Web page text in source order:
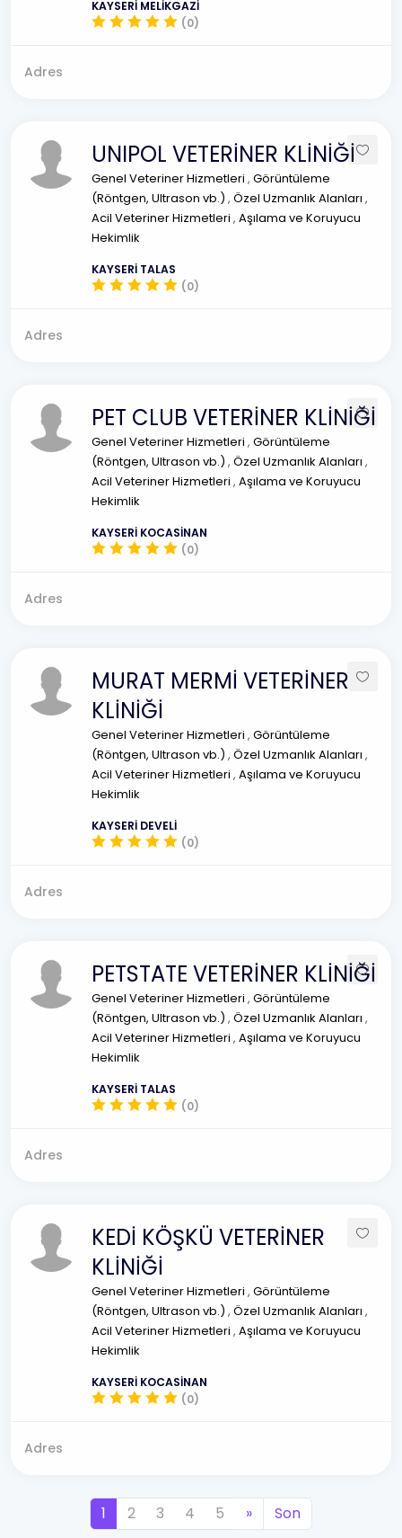
KAYSERİ MELİKGAZİ
(0)
Adres
UNIPOL VETERİNER KLİNİĞİ
Genel Veteriner Hizmetleri , Görüntüleme
(Röntgen, Ultrason vb.) , Özel Uzmanlık Alanları ,
Acil Veteriner Hizmetleri , Aşılama ve Koruyucu
Hekimlik
KAYSERİ TALAS
(0)
Adres
PET CLUB VETERİNER KLİNİĞİ
Genel Veteriner Hizmetleri , Görüntüleme
(Röntgen, Ultrason vb.) , Özel Uzmanlık Alanları ,
Acil Veteriner Hizmetleri , Aşılama ve Koruyucu
Hekimlik
KAYSERİ KOCASİNAN
(0)
Adres
MURAT MERMİ VETERİNER
KLİNİĞİ
Genel Veteriner Hizmetleri , Görüntüleme
(Röntgen, Ultrason vb.) , Özel Uzmanlık Alanları ,
Acil Veteriner Hizmetleri , Aşılama ve Koruyucu
Hekimlik
KAYSERİ DEVELİ
(0)
Adres
PETSTATE VETERİNER KLİNİĞİ
Genel Veteriner Hizmetleri , Görüntüleme
(Röntgen, Ultrason vb.) , Özel Uzmanlık Alanları ,
Acil Veteriner Hizmetleri , Aşılama ve Koruyucu
Hekimlik
KAYSERİ TALAS
(0)
Adres
KEDİ KÖŞKÜ VETERİNER
KLİNİĞİ
Genel Veteriner Hizmetleri , Görüntüleme
(Röntgen, Ultrason vb.) , Özel Uzmanlık Alanları ,
Acil Veteriner Hizmetleri , Aşılama ve Koruyucu
Hekimlik
KAYSERİ KOCASİNAN
(0)
Adres
1 2 3 4 5 » Son